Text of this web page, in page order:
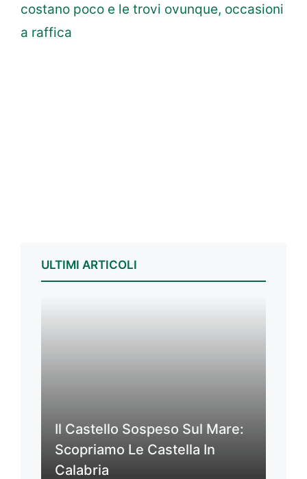
costano poco e le trovi ovunque, occasioni
a raffica
ULTIMI ARTICOLI
Il Castello Sospeso Sul Mare:
Scopriamo Le Castella In
Calabria